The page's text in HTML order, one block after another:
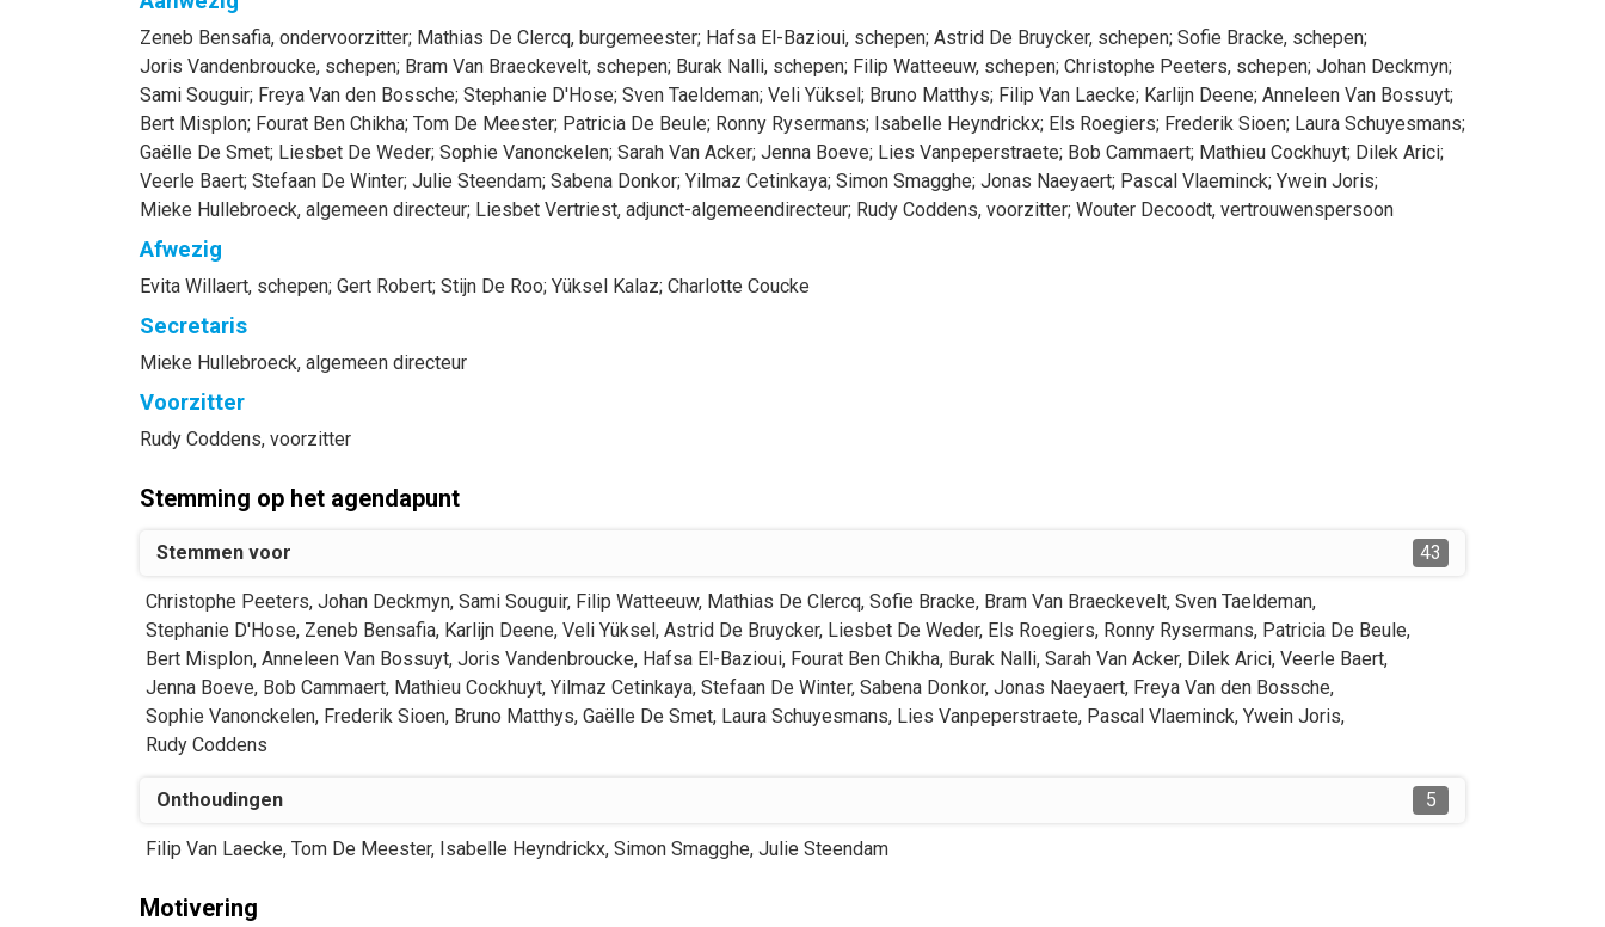
Zeneb Bensafia, ondervoorzitter; Mathias De Clercq, burgemeester; Hafsa El-Bazioui, schepen; Astrid De Bruycker, schepen; Sofie Bracke, schepen;
Joris Vandenbroucke, schepen; Bram Van Braeckevelt, schepen; Burak Nalli, schepen; Filip Watteeuw, schepen; Christophe Peeters, schepen; Johan Deckmyn;
Sami Souguir; Freya Van den Bossche; Stephanie D'Hose; Sven Taeldeman; Veli Yüksel; Bruno Matthys; Filip Van Laecke; Karlijn Deene; Anneleen Van Bossuyt;
Bert Misplon; Fourat Ben Chikha; Tom De Meester; Patricia De Beule; Ronny Rysermans; Isabelle Heyndrickx; Els Roegiers; Frederik Sioen; Laura Schuyesmans;
Gaëlle De Smet; Liesbet De Weder; Sophie Vanonckelen; Sarah Van Acker; Jenna Boeve; Lies Vanpeperstraete; Bob Cammaert; Mathieu Cockhuyt; Dilek Arici;
Veerle Baert; Stefaan De Winter; Julie Steendam; Sabena Donkor; Yilmaz Cetinkaya; Simon Smagghe; Jonas Naeyaert; Pascal Vlaeminck; Ywein Joris;
Mieke Hullebroeck, algemeen directeur; Liesbet Vertriest, adjunct-algemeendirecteur; Rudy Coddens, voorzitter; Wouter Decoodt, vertrouwenspersoon
Afwezig
Evita Willaert, schepen; Gert Robert; Stijn De Roo; Yüksel Kalaz; Charlotte Coucke
Secretaris
Mieke Hullebroeck, algemeen directeur
Voorzitter
Rudy Coddens, voorzitter
Stemming op het agendapunt
Stemmen voor 43
Christophe Peeters, Johan Deckmyn, Sami Souguir, Filip Watteeuw, Mathias De Clercq, Sofie Bracke, Bram Van Braeckevelt, Sven Taeldeman,
Stephanie D'Hose, Zeneb Bensafia, Karlijn Deene, Veli Yüksel, Astrid De Bruycker, Liesbet De Weder, Els Roegiers, Ronny Rysermans, Patricia De Beule,
Bert Misplon, Anneleen Van Bossuyt, Joris Vandenbroucke, Hafsa El-Bazioui, Fourat Ben Chikha, Burak Nalli, Sarah Van Acker, Dilek Arici, Veerle Baert,
Jenna Boeve, Bob Cammaert, Mathieu Cockhuyt, Yilmaz Cetinkaya, Stefaan De Winter, Sabena Donkor, Jonas Naeyaert, Freya Van den Bossche,
Sophie Vanonckelen, Frederik Sioen, Bruno Matthys, Gaëlle De Smet, Laura Schuyesmans, Lies Vanpeperstraete, Pascal Vlaeminck, Ywein Joris,
Rudy Coddens
Onthoudingen 5
Filip Van Laecke, Tom De Meester, Isabelle Heyndrickx, Simon Smagghe, Julie Steendam
Motivering